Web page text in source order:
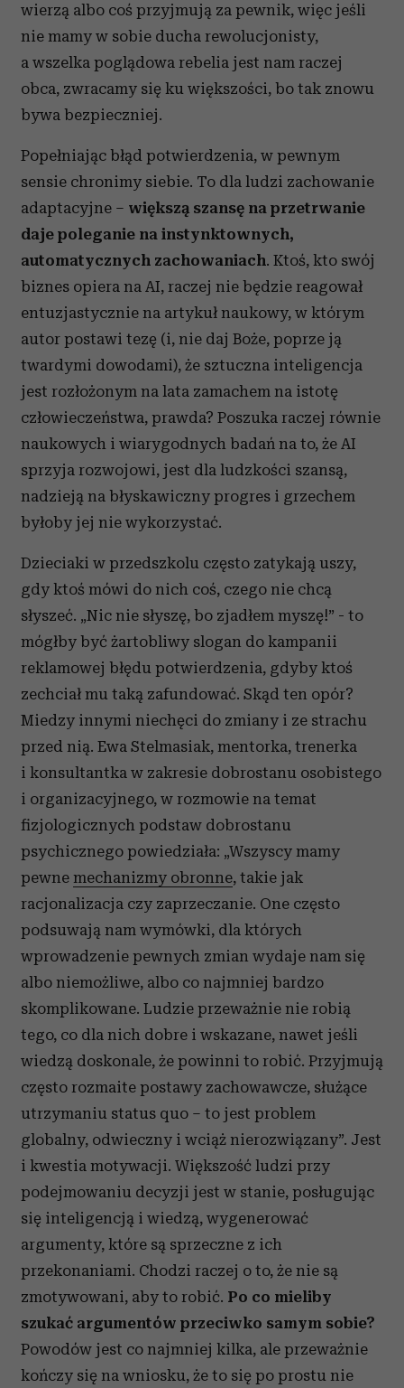
wierzą albo coś przyjmują za pewnik, więc jeśli
nie mamy w sobie ducha rewolucjonisty,
a wszelka poglądowa rebelia jest nam raczej
obca, zwracamy się ku większości, bo tak znowu
bywa bezpieczniej.
Popełniając błąd potwierdzenia, w pewnym
sensie chronimy siebie. To dla ludzi zachowanie
adaptacyjne – większą szansę na przetrwanie
daje poleganie na instynktownych,
automatycznych zachowaniach. Ktoś, kto swój
biznes opiera na AI, raczej nie będzie reagował
entuzjastycznie na artykuł naukowy, w którym
autor postawi tezę (i, nie daj Boże, poprze ją
twardymi dowodami), że sztuczna inteligencja
jest rozłożonym na lata zamachem na istotę
człowieczeństwa, prawda? Poszuka raczej równie
naukowych i wiarygodnych badań na to, że AI
sprzyja rozwojowi, jest dla ludzkości szansą,
nadzieją na błyskawiczny progres i grzechem
byłoby jej nie wykorzystać.
Dzieciaki w przedszkolu często zatykają uszy,
gdy ktoś mówi do nich coś, czego nie chcą
słyszeć. „Nic nie słyszę, bo zjadłem myszę!” - to
mógłby być żartobliwy slogan do kampanii
reklamowej błędu potwierdzenia, gdyby ktoś
zechciał mu taką zafundować. Skąd ten opór?
Miedzy innymi niechęci do zmiany i ze strachu
przed nią. Ewa Stelmasiak, mentorka, trenerka
i konsultantka w zakresie dobrostanu osobistego
i organizacyjnego, w rozmowie na temat
fizjologicznych podstaw dobrostanu
psychicznego powiedziała: „Wszyscy mamy
pewne mechanizmy obronne, takie jak
racjonalizacja czy zaprzeczanie. One często
podsuwają nam wymówki, dla których
wprowadzenie pewnych zmian wydaje nam się
albo niemożliwe, albo co najmniej bardzo
skomplikowane. Ludzie przeważnie nie robią
tego, co dla nich dobre i wskazane, nawet jeśli
wiedzą doskonale, że powinni to robić. Przyjmują
często rozmaite postawy zachowawcze, służące
utrzymaniu status quo – to jest problem
globalny, odwieczny i wciąż nierozwiązany”. Jest
i kwestia motywacji. Większość ludzi przy
podejmowaniu decyzji jest w stanie, posługując
się inteligencją i wiedzą, wygenerować
argumenty, które są sprzeczne z ich
przekonaniami. Chodzi raczej o to, że nie są
zmotywowani, aby to robić. Po co mieliby
szukać argumentów przeciwko samym sobie?
Powodów jest co najmniej kilka, ale przeważnie
kończy się na wniosku, że to się po prostu nie